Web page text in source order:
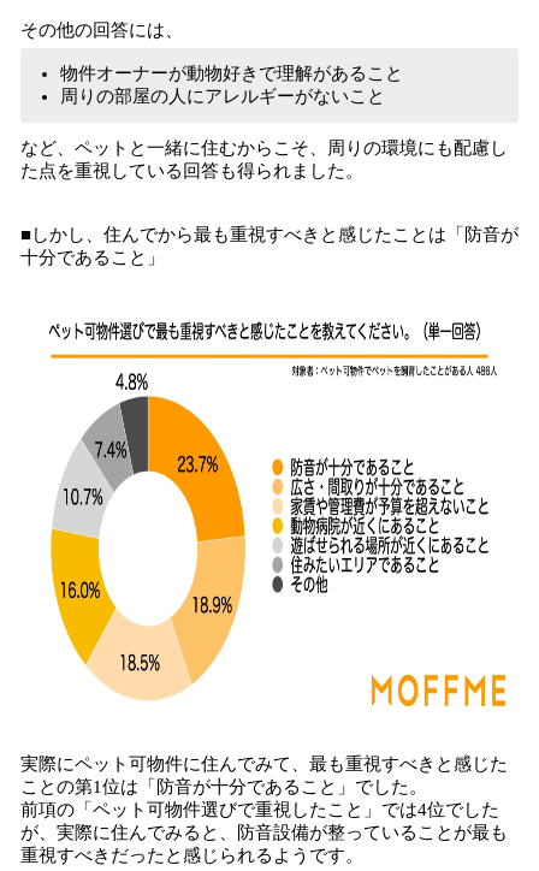
その他の回答には、
物件オーナーが動物好きで理解があること
周りの部屋の人にアレルギーがないこと
など、ペットと一緒に住むからこそ、周りの環境にも配慮し
た点を重視している回答も得られました。
■しかし、住んでから最も重視すべきと感じたことは「防音が
十分であること」
実際にペット可物件に住んでみて、最も重視すべきと感じた
ことの第1位は「防音が十分であること」でした。
前項の「ペット可物件選びで重視したこと」では4位でした
が、実際に住んでみると、防音設備が整っていることが最も
重視すべきだったと感じられるようです。